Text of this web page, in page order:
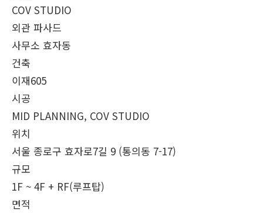
COV STUDIO
외관 파사드
사무소 효자동
건축
이재605
시공
MID PLANNING, COV STUDIO
위치
서울 종로구 효자로7길 9 (통의동 7-17)
규모
1F ~ 4F + RF(루프탑)
면적